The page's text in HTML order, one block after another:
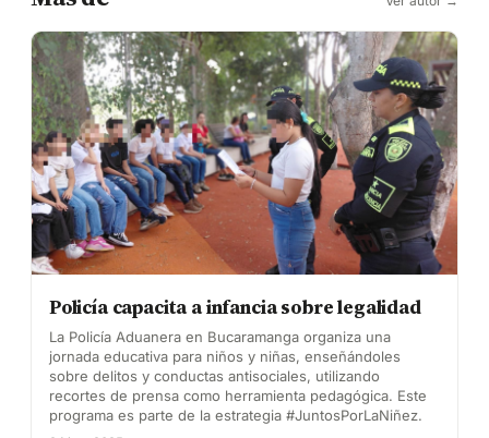
Policía capacita a infancia sobre legalidad
La Policía Aduanera en Bucaramanga organiza una
jornada educativa para niños y niñas, enseñándoles
sobre delitos y conductas antisociales, utilizando
recortes de prensa como herramienta pedagógica. Este
programa es parte de la estrategia #JuntosPorLaNiñez.